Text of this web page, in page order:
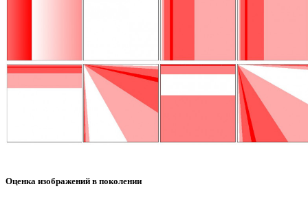
Оценка изображений в поколении